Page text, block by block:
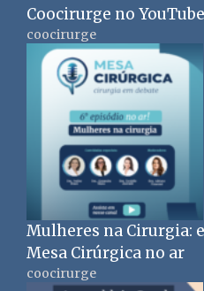
Coocirurge no YouTube
coocirurge
Mulheres na Cirurgia:
Mesa Cirúrgica no ar
coocirurge